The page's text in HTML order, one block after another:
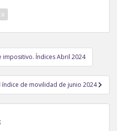
Índices Abril 2024
índice de movilidad de junio 2024